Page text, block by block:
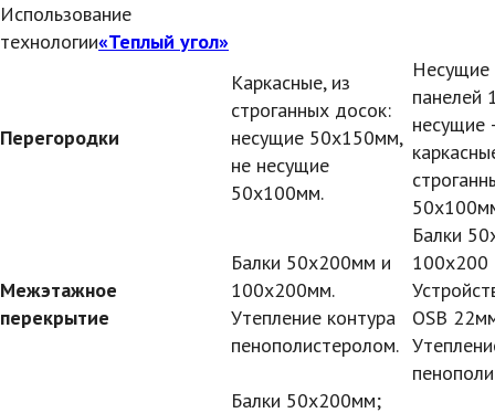
Использование
технологии«Теплый угол»
Перегородки
Каркасные, из
строганных досок:
несущие 50х150мм,
не несущие
50х100мм.
панелей
несущие
Межэтажное
перекрытие
Балки 50х200мм и
100х200мм.
Утепление контура
пенополистеролом.
Балки
100х200
OSB
Балки 50х200мм;